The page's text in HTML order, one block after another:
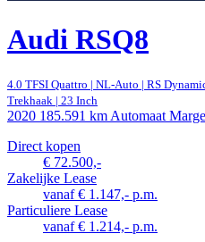
Audi RSQ8
4.0 TFSI Quattro | NL-Auto | RS
Trekhaak | 23 Inch
2020 185.591 km Automaat Marge
Direct kopen
€ 72.500,-
Zakelijke Lease
vanaf € 1.147,- p.m.
Particuliere Lease
vanaf € 1.214,- p.m.